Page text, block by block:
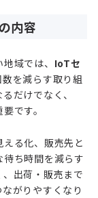
内容
域では、 IoTセ
を減らす取り組
だけでなく、
です。
る化、販売先と
ち時間を減らす
出荷・販売まで
がりやすくなり